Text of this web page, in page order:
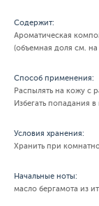
Содержит:
Ароматическая
(объемная доля см. на
Способ применения:
Распылять на кожу с
Избегать попадания в
Условия хранения:
Хранить при
Начальные ноты:
масло бергамота из